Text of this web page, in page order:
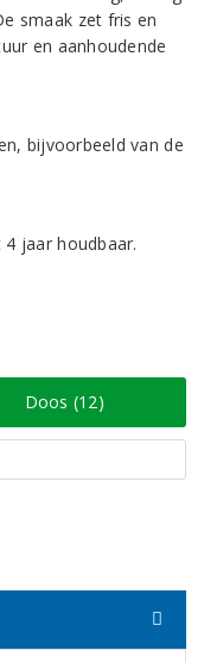
smaak zet fris en
en aanhoudende
bijvoorbeeld van de
jaar houdbaar.
Doos (12)